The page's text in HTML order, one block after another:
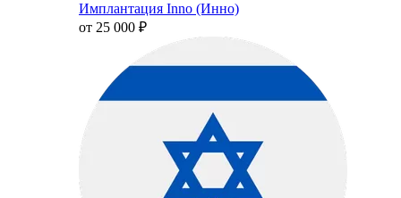
Имплантация Inno (Инно)
от 25 000 ₽